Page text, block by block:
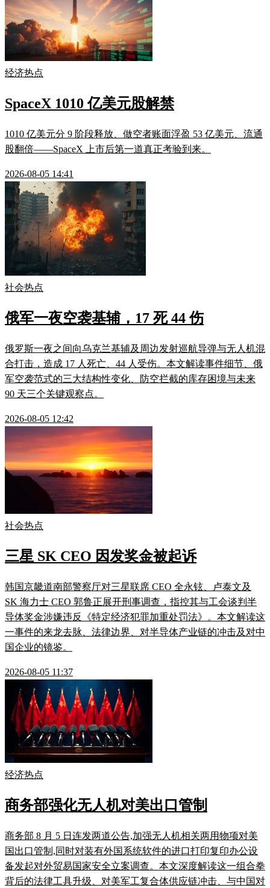
经济热点
SpaceX 1010 亿美元股解禁
1010 亿美元分 9 阶段释放、做空者账面浮盈 53 亿美元、流通
股翻倍——SpaceX 上市后第一道真正考验到来。
2026-08-05 14:41
社会热点
俄军一夜空袭基辅，17 死 44 伤
俄罗斯一夜之间向乌克兰基辅及周边发射巡航导弹与无人机混
合打击，造成 17 人死亡、44 人受伤。本文解读事件细节、俄
军空袭范式的三大结构性变化、防空拦截的库存困境与未来
90 天三个关键观察点。
2026-08-05 12:42
社会热点
三星 SK CEO 因发奖金被起诉
韩国京畿道南部警察厅对三星联席 CEO 全永铉、卢泰文及
SK 海力士 CEO 郭鲁正展开刑事调查，指控其与工会谈判半
导体奖金涉嫌违反《特定经济犯罪加重处罚法》。本文解读这
一事件的来龙去脉、法律边界、对半导体产业链的冲击及对中
国企业的镜鉴。
2026-08-05 11:37
经济热点
商务部强化无人机对美出口管制
商务部 8 月 5 日连发两道公告,加强无人机相关两用物项对美
国出口管制,同时对装有外国系统软件的进口打印复印办公设
备发起对外贸易国家安全立案调查。本文深度解读这一组合拳
背后的法律工具升级、对美军工复合体供应链冲击、与中国对